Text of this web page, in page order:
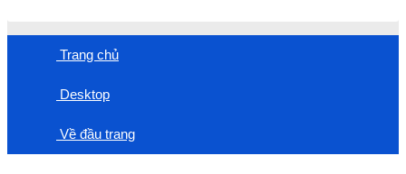
Trang chủ
Desktop
Về đầu trang